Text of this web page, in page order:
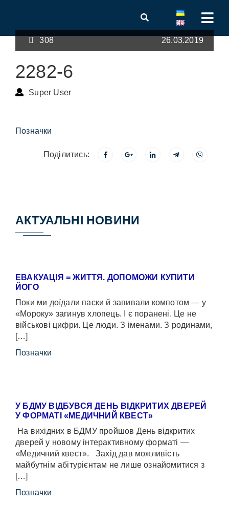
308 26.03.2019
2282-6
Super User
Позначки
Поділитись:
АКТУАЛЬНІ НОВИНИ
ЕВАКУАЦІЯ = ЖИТТЯ. ДОПОМОЖИ КУПИТИ
ЙОГО
Поки ми доїдали паски й запивали компотом — у
«Мороку» загинув хлопець. І є поранені. Це не
військові цифри. Це люди. З іменами. З родинами,
[…]
Позначки
У БДМУ ВІДБУВСЯ ДЕНЬ ВІДКРИТИХ ДВЕРЕЙ
У ФОРМАТІ «МЕДИЧНИЙ КВЕСТ»
На вихідних в БДМУ пройшов День відкритих
дверей у новому інтерактивному форматі —
«Медичний квест». Захід дав можливість
майбутнім абітурієнтам не лише ознайомитися з
[…]
Позначки